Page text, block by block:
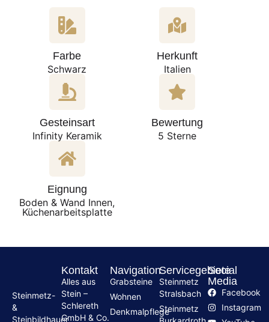
Farbe
Schwarz
Herkunft
Italien
Gesteinsart
Infinity Keramik
Bewertung
5 Sterne
Eignung
Boden & Wand Innen,
Küchenarbeitsplatte
Steinmetz-
&
Steinbildhauer
Kontakt
Alles aus
Stein –
Schlereth
GmbH & Co.
Navigation
Grabsteine
Wohnen
Denkmalpflege
Servicegebiete
Steinmetz
Stralsbach
Steinmetz
Social
Media
Facebook
Instagram